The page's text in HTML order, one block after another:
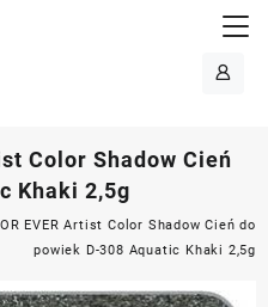
Color Shadow Cień
Khaki 2,5g
EVER Artist Color Shadow Cień do
powiek D-308 Aquatic Khaki 2,5g